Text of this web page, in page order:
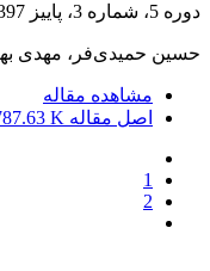
دوره 5، شماره 3، پاییز 1397، صفحه
حسین حمیدی‌فر، مهدی
مشاهده مقاله
اصل مقاله K
1
2